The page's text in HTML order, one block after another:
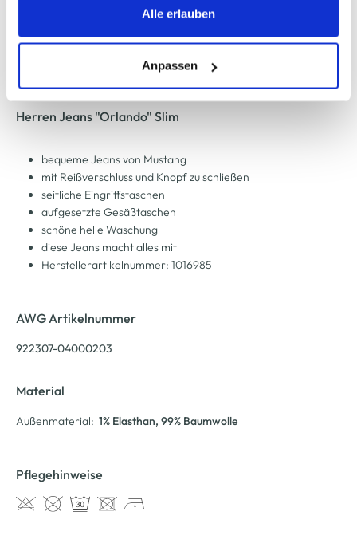
Trackingzwecke werden nur dann aktiviert, wenn Sie das
erlauben" bzw. "Alle erlauben" klicken. Mehr dazu
(einschließlich der Möglichkeit, die Einwilligungserklärung
zu ändern oder zu widerrufen) erfahren Sie in unserem
Cookie-Hinweisbzw. derDatenschutzerklärung.
Alle erlauben
Anpassen
Zur Wunschliste hinzufügen
Herren Jeans "Orlando" Slim
bequeme Jeans von Mustang
mit Reißverschluss und Knopf zu schließen
seitliche Eingriffstaschen
aufgesetzte Gesäßtaschen
schöne helle Waschung
diese Jeans macht alles mit
Herstellerartikelnummer: 1016985
AWG Artikelnummer
922307-04000203
Material
Außenmaterial: 1% Elasthan, 99% Baumwolle
Pflegehinweise